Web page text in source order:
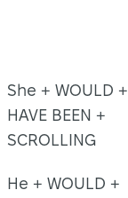
She + WOULD +
HAVE BEEN +
SCROLLING
He + WOULD +